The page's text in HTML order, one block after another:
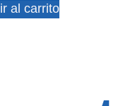
al carrito